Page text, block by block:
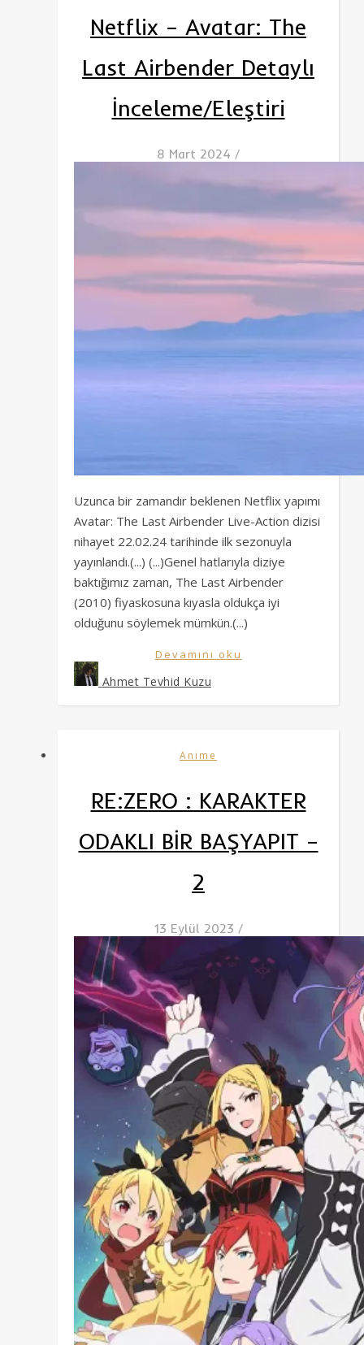
Netflix – Avatar: The
Last Airbender Detaylı
İnceleme/Eleştiri
8 Mart 2024 /
Uzunca bir zamandır beklenen Netflix yapımı
Avatar: The Last Airbender Live-Action dizisi
nihayet 22.02.24 tarihinde ilk sezonuyla
yayınlandı.(...) (...)Genel hatlarıyla diziye
baktığımız zaman, The Last Airbender
(2010) fiyaskosuna kıyasla oldukça iyi
olduğunu söylemek mümkün.(...)
Devamını oku
Ahmet Tevhid Kuzu
Anime
RE:ZERO : KARAKTER
ODAKLI BİR BAŞYAPIT –
2
13 Eylül 2023 /